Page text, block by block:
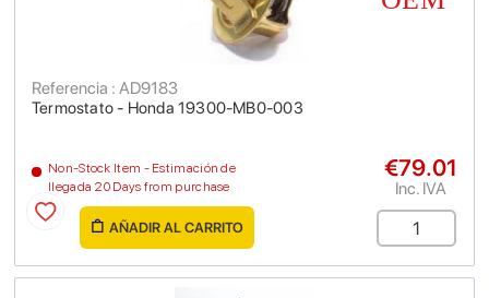
Termostato - Honda 19300-MB0-003
Referencia : AD9183
Non-Stock Item - Estimación de
llegada 20 Days from purchase
€79.01
Inc. IVA
AÑADIR AL CARRITO